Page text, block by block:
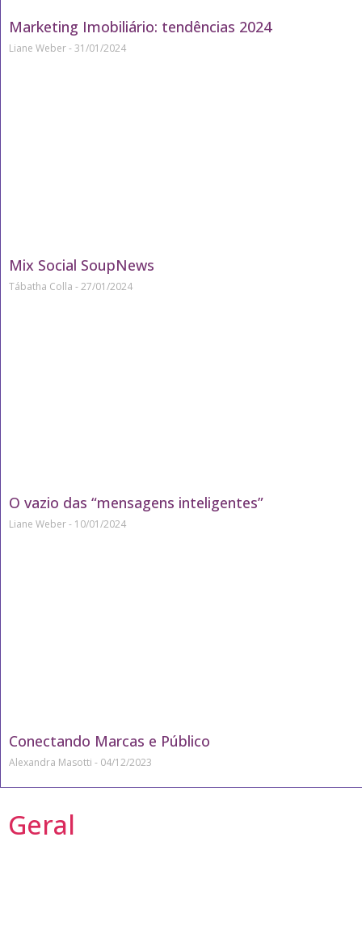
Marketing Imobiliário: tendências 2024
Liane Weber 31/01/2024
Mix Social SoupNews
Tábatha Colla 27/01/2024
O vazio das “mensagens inteligentes”
Liane Weber 10/01/2024
Conectando Marcas e Público
Alexandra Masotti 04/12/2023
Geral